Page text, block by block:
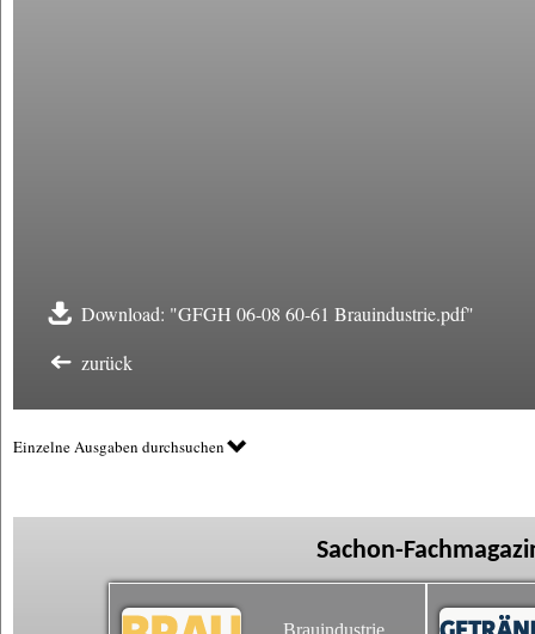
Download: "GFGH 06-08 60-61 Brauindustrie.pdf"
zurück
Einzelne Ausgaben durchsuchen
Sachon-
Brauindustrie